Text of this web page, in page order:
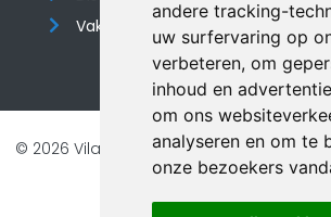
andere tracking-
uw surfervaring op
verbeteren, om
inhoud en
om ons
analyseren en om te
onze bezoekers
Vakantiehuis website
© 2026 Vilando Vakantiehuizen |
Veilig online betalen met